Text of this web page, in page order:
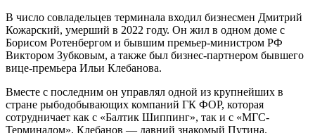
В число совладельцев терминала входил бизнесмен Дмитрий
Кожарский, умерший в 2022 году. Он жил в одном доме с
Борисом Ротенбергом и бывшим премьер-министром РФ
Виктором Зубковым, а также был бизнес-партнером бывшего
вице-премьера Ильи Клебанова.
Вместе с последним он управлял одной из крупнейших в
стране рыбодобывающих компаний ГК ФОР, которая
сотрудничает как с «Балтик Шиппинг», так и с «МГС-
Терминалом». Клебанов — давний знакомый Путина.